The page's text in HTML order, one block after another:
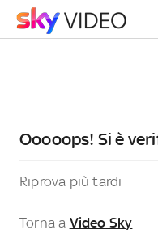
Ooooops! Si è
Riprova più tardi
Torna a Video Sky